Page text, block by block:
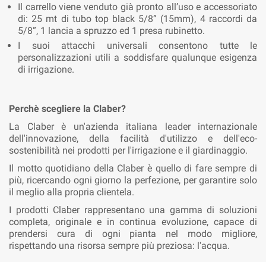
Il carrello viene venduto già pronto all’uso e accessoriato
di: 25 mt di tubo top black 5/8” (15mm), 4 raccordi da
5/8”, 1 lancia a spruzzo ed 1 presa rubinetto.
I suoi attacchi universali consentono tutte le
personalizzazioni utili a soddisfare qualunque esigenza
di irrigazione.
Perchè scegliere la Claber?
La Claber è un'azienda italiana leader internazionale
dell'innovazione, della facilità d'utilizzo e dell'eco-
sostenibilità nei prodotti per l'irrigazione e il giardinaggio.
Il motto quotidiano della Claber è quello di fare sempre di
più, ricercando ogni giorno la perfezione, per garantire solo
il meglio alla propria clientela.
I prodotti Claber rappresentano una gamma di soluzioni
completa, originale e in continua evoluzione, capace di
prendersi cura di ogni pianta nel modo migliore,
rispettando una risorsa sempre più preziosa: l'acqua.